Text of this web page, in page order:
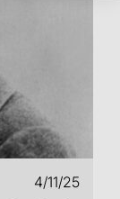
4/11/25